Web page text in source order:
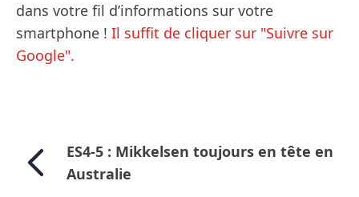
dans votre fil d’informations sur votre
smartphone ! Il suffit de cliquer sur "Suivre sur
Google".
ES4-5 : Mikkelsen toujours en tête en
Australie